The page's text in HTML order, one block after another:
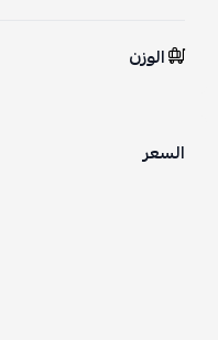
الوزن
السعر